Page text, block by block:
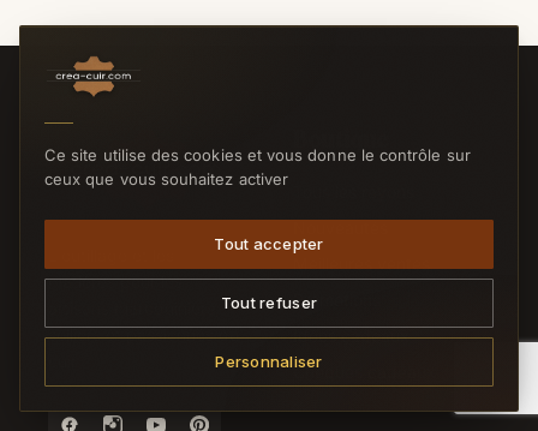
matières pour les
selliers et passionnés du
Promotions
Idées cadeaux
Chèques cadeaux
Ce site utilise des cookies et vous donne le contrôle sur
ceux que vous souhaitez activer
Tout accepter
Tout refuser
Personnaliser